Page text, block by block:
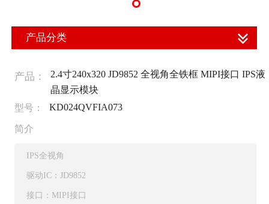
产品分类
产品：
2.4寸240x320 JD9852 全视角全铁框 MIPI接口 IPS液
晶显示模块
型号：
KD024QVFIA073
简介
IPS全视角
驱动IC：JD9852
接口：MIPI接口